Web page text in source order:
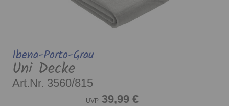
Ibena-Porto-Grau
Uni Decke
Art.Nr. 3560/815
UVP 39,99 €